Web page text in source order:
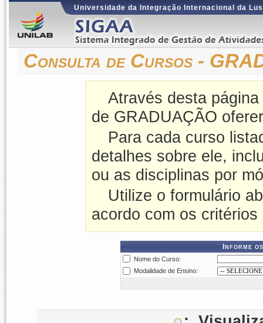
Universidade da Integração Internacional da
Consulta de Cursos -
Através desta
de GRADUAÇÃO
Para cada curso
detalhes sobre ele,
ou as disciplinas por
Utilize o formulário
acordo com os
Informe
Nome do Curso:
Modalidade de Ensino: